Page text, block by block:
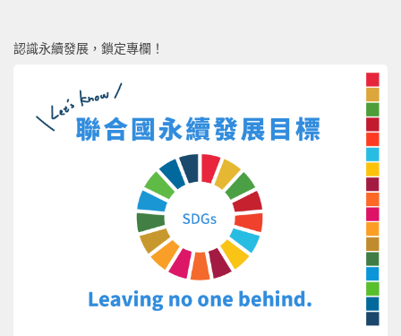
認識永續發展，鎖定專欄！